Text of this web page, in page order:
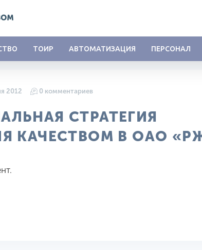
ТОИР АВТОМАТИЗАЦИЯ ПЕРСОНАЛ
2012 0 комментариев
СТРАТЕГИЯ
КАЧЕСТВОМ В ОАО